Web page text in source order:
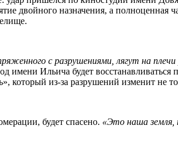
двойного назначения, а
с разрушениями, лягут на
имени Ильича будет
который из-за разрушений изменит не
будет спасено. «Это наша земля,